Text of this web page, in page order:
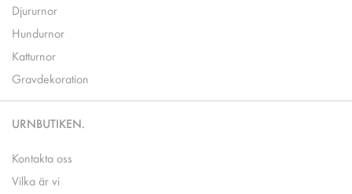
Djururnor
Hundurnor
Katturnor
Gravdekoration
URNBUTIKEN.
Kontakta oss
Vilka är vi